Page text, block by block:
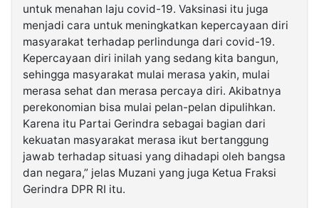
untuk menahan laju covid-19. Vaksinasi itu juga
menjadi cara untuk meningkatkan kepercayaan diri
masyarakat terhadap perlindunga dari covid-19.
Kepercayaan diri inilah yang sedang kita bangun,
sehingga masyarakat mulai merasa yakin, mulai
merasa sehat dan merasa percaya diri. Akibatnya
perekonomian bisa mulai pelan-pelan dipulihkan.
Karena itu Partai Gerindra sebagai bagian dari
kekuatan masyarakat merasa ikut bertanggung
jawab terhadap situasi yang dihadapi oleh bangsa
dan negara,” jelas Muzani yang juga Ketua Fraksi
Gerindra DPR RI itu.